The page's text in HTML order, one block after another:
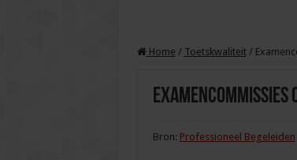
Home / Toetskwaliteit /
Examencommissies
Bron: Professioneel Begeleiden